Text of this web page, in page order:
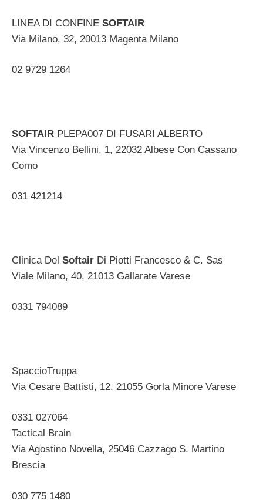
LINEA DI CONFINE SOFTAIR
Via Milano, 32, 20013 Magenta Milano ‎
02 9729 1264
SOFTAIR PLEPA007 DI FUSARI ALBERTO
Via Vincenzo Bellini, 1, 22032 Albese Con Cassano
Como ‎
031 421214 ‎
Clinica Del Softair Di Piotti Francesco & C. Sas
Viale Milano, 40, 21013 Gallarate Varese ‎
0331 794089 ‎
SpaccioTruppa
Via Cesare Battisti, 12, 21055 Gorla Minore Varese ‎
0331 027064 ‎
Tactical Brain
Via Agostino Novella, 25046 Cazzago S. Martino
Brescia ‎
030 775 1480